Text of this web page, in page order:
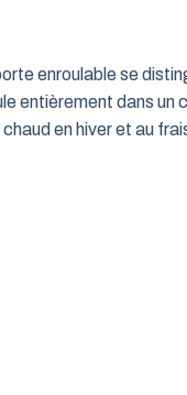
enroulable se
entièrement dans
en hiver et au